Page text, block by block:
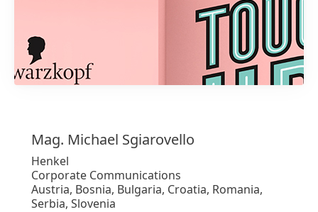
Mag. Michael Sgiarovello
Henkel
Corporate Communications
Austria, Bosnia, Bulgaria, Croatia, Romania,
Serbia, Slovenia